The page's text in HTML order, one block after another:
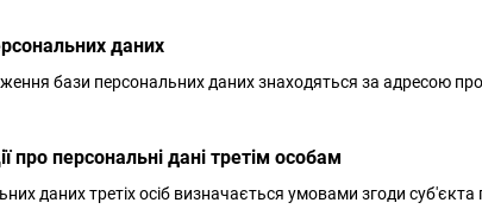
даних
бази персональних даних знаходяться за адресою
про персональні дані третім особам
даних третіх осіб визначається умовами згоди